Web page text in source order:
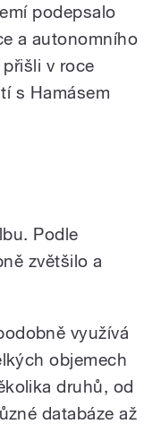
podepsalo
a autonomního
v roce
s Hamásem
Podle
zvětšilo a
využívá
objemech
druhů, od
databáze až